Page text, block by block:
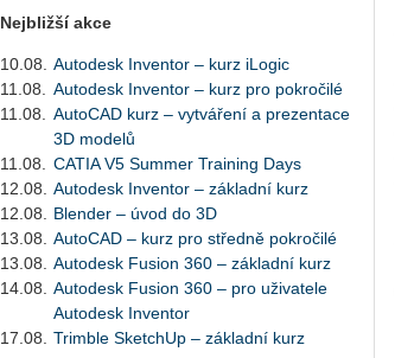
Nejbližší akce
10.08.
Autodesk Inventor – kurz iLogic
11.08.
Autodesk Inventor – kurz pro pokročilé
11.08.
AutoCAD kurz – vytváření a prezentace
3D modelů
11.08.
CATIA V5 Summer Training Days
12.08.
Autodesk Inventor – základní kurz
12.08.
Blender – úvod do 3D
13.08.
AutoCAD – kurz pro středně pokročilé
13.08.
Autodesk Fusion 360 – základní kurz
14.08.
Autodesk Fusion 360 – pro uživatele
Autodesk Inventor
17.08.
Trimble SketchUp – základní kurz